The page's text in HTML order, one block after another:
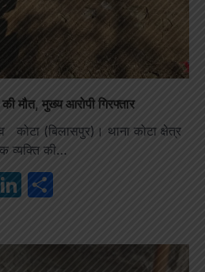
मौत, मुख्य आरोपी गिरफ्तार
(बिलासपुर)। थाना कोटा क्षेत्र
व्यक्ति की…
Threads
LinkedIn